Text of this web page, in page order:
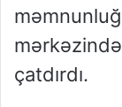
mərkəzində
çatdırdı.